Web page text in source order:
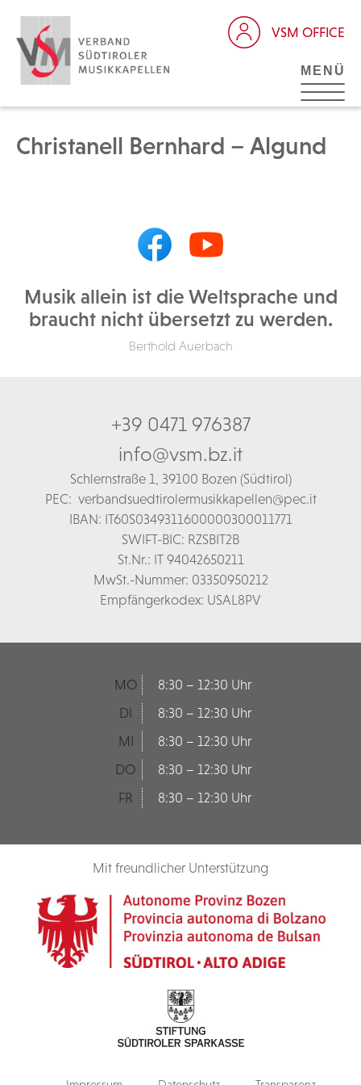
VSM OFFICE
MENÜ
Christanell Bernhard – Algund
Musik allein ist die Weltsprache und
braucht nicht übersetzt zu werden.
Berthold Auerbach
+39 0471 976387
info@vsm.bz.it
Schlernstraße 1, 39100 Bozen (Südtirol)
PEC: verbandsuedtirolermusikkapellen@pec.it
IBAN: IT60S0349311600000300011771
SWIFT-BIC: RZSBIT2B
St.Nr.: IT 94042650211
MwSt.-Nummer: 03350950212
Empfängerkodex: USAL8PV
MO
8:30 – 12:30 Uhr
DI
8:30 – 12:30 Uhr
MI
8:30 – 12:30 Uhr
DO
8:30 – 12:30 Uhr
FR
8:30 – 12:30 Uhr
Mit freundlicher Unterstützung